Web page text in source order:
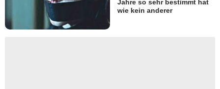
Jahre so sehr bestimmt hat
wie kein anderer